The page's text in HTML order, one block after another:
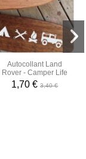
Autocollant Land
Rover - Camper Life
1,70 €3,40 €